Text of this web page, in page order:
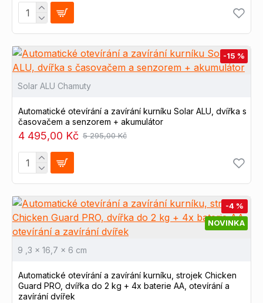
-15 %
Solar ALU Chamuty
Automatické otevírání a zavírání kurníku Solar ALU, dvířka s
časovačem a senzorem + akumulátor
4 495,00 Kč 5 295,00 Kč
NOVINKA
-4 %
9 ,3 x 16,7 x 6 cm
Automatické otevírání a zavírání kurníku, strojek Chicken
Guard PRO, dvířka do 2 kg + 4x baterie AA, otevírání a
zavírání dvířek